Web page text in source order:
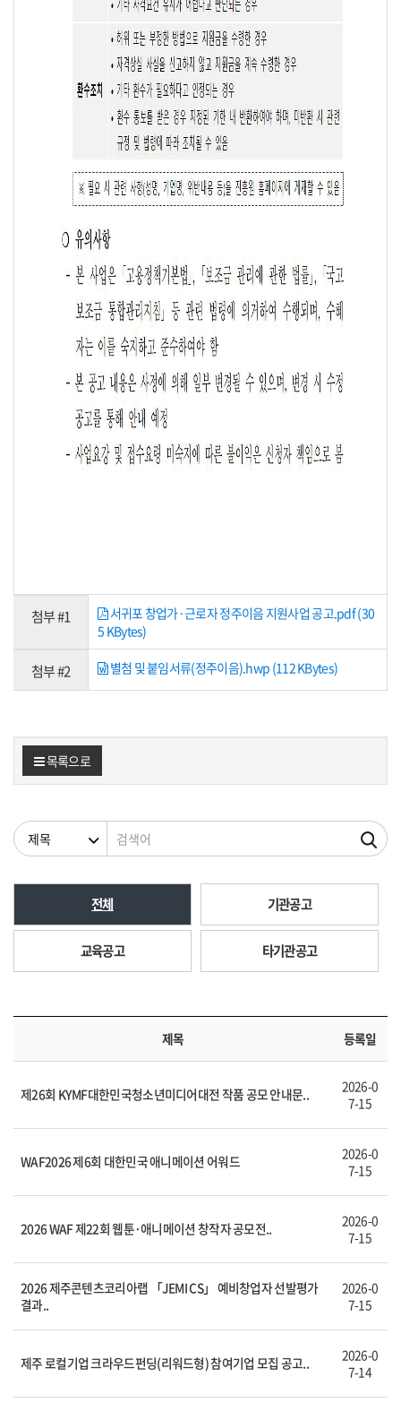
첨부 #1
서귀포 창업가·근로자 정주이음 지원사업 공고.pdf (30
5 KBytes)
첨부 #2 별첨 및 붙임서류(정주이음).hwp (112 KBytes)
목록으로
검색조건 검색어
전체 기관공고
교육공고 타기관공고
제목 등록일
제26회 KYMF대한민국청소년미디어대전 작품 공모 안내문..
2026-0
7-15
WAF2026 제6회 대한민국 애니메이션 어워드
2026-0
7-15
2026 WAF 제22회 웹툰·애니메이션 창작자 공모전..
2026-0
7-15
2026 제주콘텐츠코리아랩 「JEMI CS」 예비창업자 선발평가
결과..
2026-0
7-15
제주 로컬기업 크라우드펀딩(리워드형) 참여기업 모집 공고..
2026-0
7-14